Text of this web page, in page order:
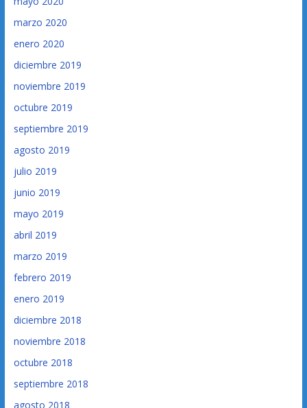
marzo 2020
enero 2020
diciembre 2019
noviembre 2019
octubre 2019
septiembre 2019
agosto 2019
julio 2019
junio 2019
mayo 2019
abril 2019
marzo 2019
febrero 2019
enero 2019
diciembre 2018
noviembre 2018
octubre 2018
septiembre 2018
agosto 2018